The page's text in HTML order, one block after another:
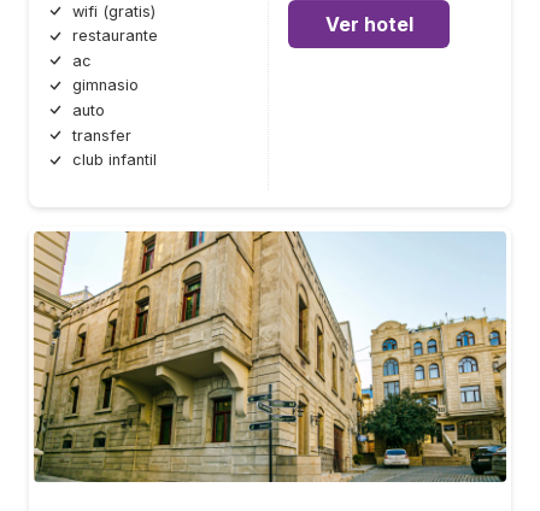
wifi (gratis)
restaurante
ac
gimnasio
auto
transfer
club infantil
Ver hotel